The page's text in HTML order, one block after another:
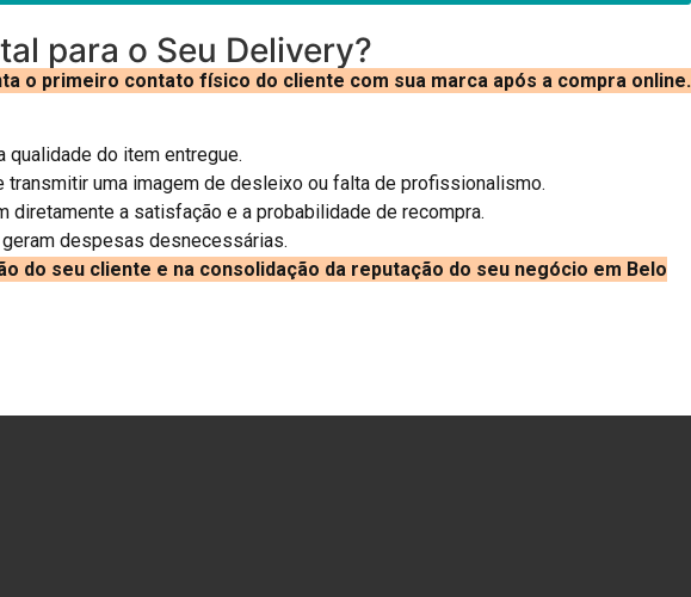
para o Seu Delivery?
o primeiro contato físico do cliente com sua marca após a compra online.
do item entregue.
uma imagem de desleixo ou falta de profissionalismo.
diretamente a satisfação e a probabilidade de recompra.
despesas desnecessárias.
do seu cliente e na consolidação da reputação do seu negócio em Belo